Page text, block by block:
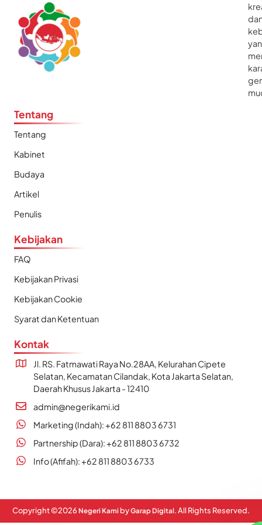
Tentang
Tentang
Kabinet
Budaya
Artikel
Penulis
Kebijakan
FAQ
Kebijakan Privasi
Kebijakan Cookie
Syarat dan Ketentuan
Kontak
Jl. RS. Fatmawati Raya No.28AA, Kelurahan Cipete
Selatan, Kecamatan Cilandak, Kota Jakarta Selatan,
Daerah Khusus Jakarta - 12410
admin@negerikami.id
Marketing (Indah): +62 811 8803 6731
Partnership (Dara): +62 811 8803 6732
Info (Afifah): +62 811 8803 6733
Copyright ©2026 Negeri Kami byGarap Digital. All Rights Reserved.